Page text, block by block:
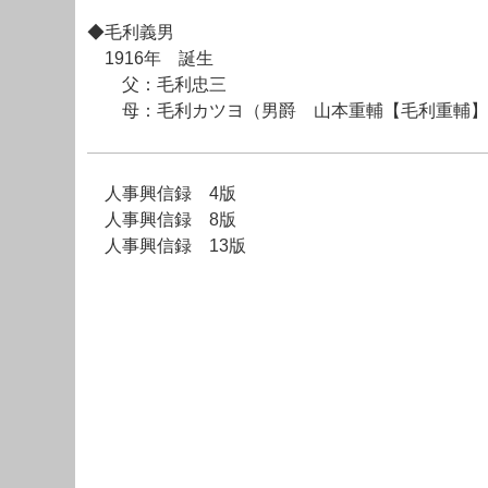
◆毛利義男
1916年 誕生
父：毛利忠三
母：毛利カツヨ（男爵 山本重輔【毛利重輔】
人事興信録 4版
人事興信録 8版
人事興信録 13版